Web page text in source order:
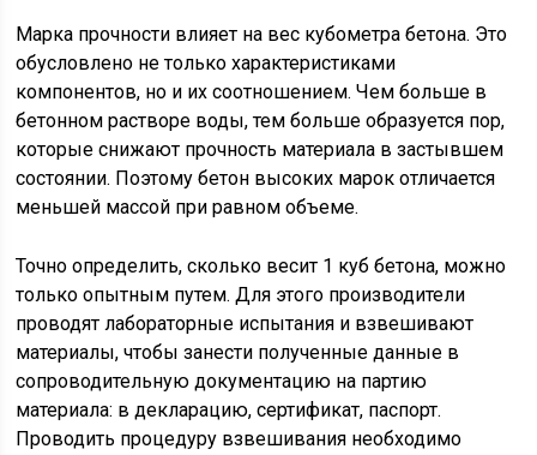
Марка прочности влияет на вес кубометра бетона. Это
обусловлено не только характеристиками
компонентов, но и их соотношением. Чем больше в
бетонном растворе воды, тем больше образуется пор,
которые снижают прочность материала в застывшем
состоянии. Поэтому бетон высоких марок отличается
меньшей массой при равном объеме.
Точно определить, сколько весит 1 куб бетона, можно
только опытным путем. Для этого производители
проводят лабораторные испытания и взвешивают
материалы, чтобы занести полученные данные в
сопроводительную документацию на партию
материала: в декларацию, сертификат, паспорт.
Проводить процедуру взвешивания необходимо